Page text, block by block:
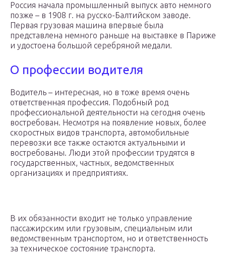
Россия начала промышленный выпуск авто немного
позже – в 1908 г. на русско-Балтийском заводе.
Первая грузовая машина впервые была
представлена немного раньше на выставке в Париже
и удостоена большой серебряной медали.
О профессии водителя
Водитель – интересная, но в тоже время очень
ответственная профессия. Подобный род
профессиональной деятельности на сегодня очень
востребован. Несмотря на появление новых, более
скоростных видов транспорта, автомобильные
перевозки все также остаются актуальными и
востребованы. Люди этой профессии трудятся в
государственных, частных, ведомственных
организациях и предприятиях.
В их обязанности входит не только управление
пассажирским или грузовым, специальным или
ведомственным транспортом, но и ответственность
за техническое состояние транспорта.